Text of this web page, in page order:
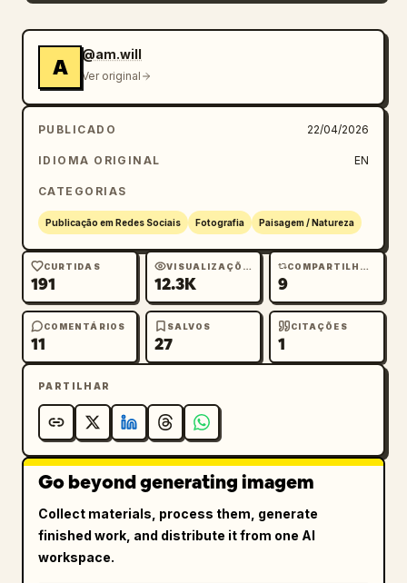
A
@am.will
Ver original
PUBLICADO 22/04/2026
IDIOMA ORIGINAL EN
CATEGORIAS
Publicação em Redes Sociais Fotografia Paisagem / Natureza
CURTIDAS
191
VISUALIZAÇÕES
12.3K
COMPARTILHAMENTOS
9
COMENTÁRIOS
11
SALVOS
27
CITAÇÕES
1
PARTILHAR
Go beyond generating imagem
Collect materials, process them, generate
finished work, and distribute it from one AI
workspace.